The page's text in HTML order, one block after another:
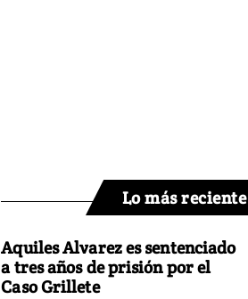
Lo más reciente
Aquiles Alvarez es sentenciado
a tres años de prisión por el
Caso Grillete